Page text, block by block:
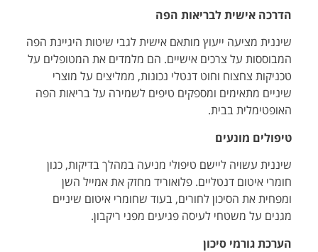
הדרכה אישית לבריאות הפה
שיננית מציעה ייעוץ מותאם אישית לגבי שיטות היגיינת הפה
המבוססות על צרכים אישיים. הם מלמדים את המטופלים על
טכניקות צחצוח וחוט דנטלי נכונות, ממליצים על מוצרי
שיניים מתאימים ומספקים טיפים לשמירה על בריאות הפה
האופטימלית בבית.
טיפולים מונעים
שיננית עשויה ליישם טיפולי מניעה במהלך בדיקות, כגון
חומרי איטום דנטליים. פלואוריד מחזק את אמייל השן
ומפחית את הסיכון לחורים, בעוד שחומרי איטום שיניים
מגנים על משטחי לעיסה פגיעים מפני ריקבון.
הערכת גורמי סיכון